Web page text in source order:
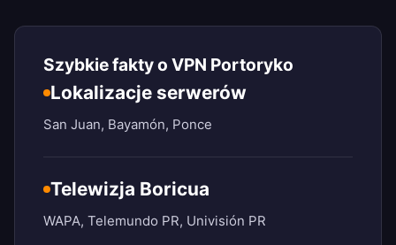
Szybkie fakty o VPN Portoryko
Lokalizacje serwerów
San Juan, Bayamón, Ponce
Telewizja Boricua
WAPA, Telemundo PR, Univisión PR